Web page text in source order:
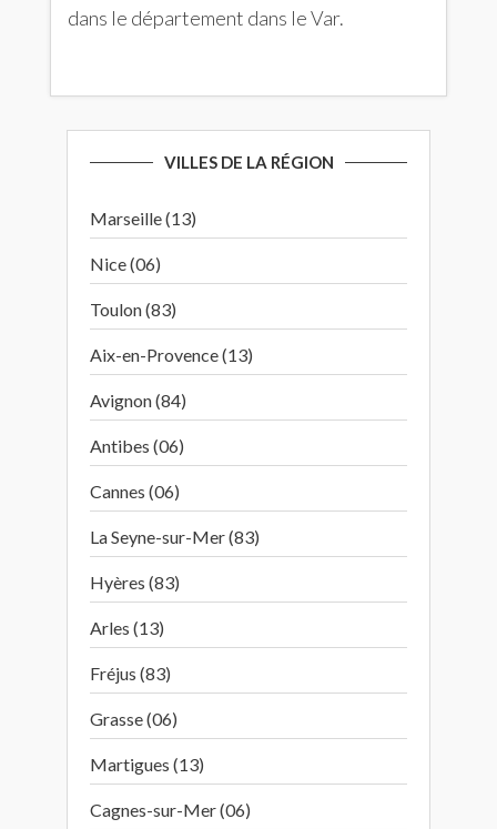
dans le département dans le Var.
VILLES DE LA RÉGION
Marseille (13)
Nice (06)
Toulon (83)
Aix-en-Provence (13)
Avignon (84)
Antibes (06)
Cannes (06)
La Seyne-sur-Mer (83)
Hyères (83)
Arles (13)
Fréjus (83)
Grasse (06)
Martigues (13)
Cagnes-sur-Mer (06)